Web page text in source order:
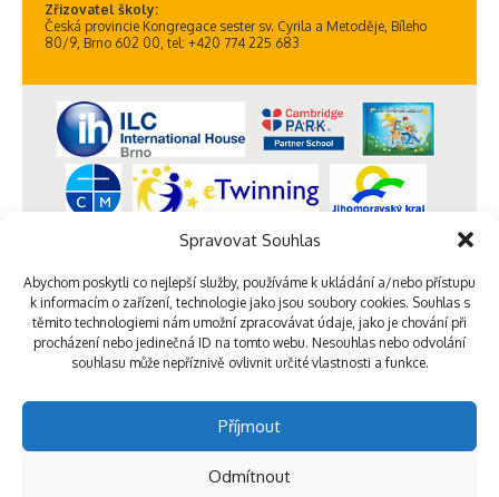
Spravovat Souhlas
Abychom poskytli co nejlepší služby, používáme k ukládání a/nebo přístupu
k informacím o zařízení, technologie jako jsou soubory cookies. Souhlas s
těmito technologiemi nám umožní zpracovávat údaje, jako je chování při
procházení nebo jedinečná ID na tomto webu. Nesouhlas nebo odvolání
souhlasu může nepříznivě ovlivnit určité vlastnosti a funkce.
Příjmout
Odmítnout
Zřizovatel školy:
Česká provincie Kongregace sester sv. Cyrila a Metoděje, Bíleho
80/9, Brno 602 00, tel: +420 774 225 683